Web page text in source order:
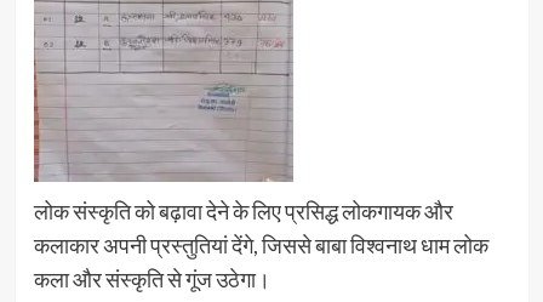
लोक संस्कृति को बढ़ावा देने के लिए प्रसिद्ध लोकगायक और
कलाकार अपनी प्रस्तुतियां देंगे, जिससे बाबा विश्वनाथ धाम लोक
कला और संस्कृति से गूंज उठेगा।